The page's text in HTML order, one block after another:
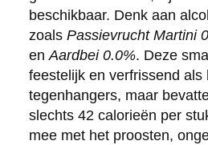
beschikbaar. Denk aan
zoals Passievrucht Martini
enAardbei 0.0%. Deze
feestelijk en verfrissend als
tegenhangers, maar
slechts 42 calorieën per
mee met het proosten,